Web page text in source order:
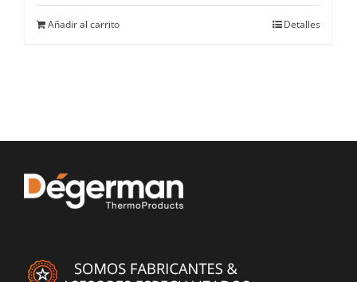
Añadir al carrito Detalles